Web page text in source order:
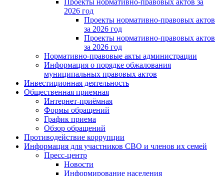
2026 год
Проекты нормативно-правовых актов
за 2026 год
Проекты нормативно-правовых актов
за 2026 год
Нормативно-правовые акты администрации
Информация о порядке обжалования
муниципальных правовых актов
Инвестиционная деятельность
Общественная приемная
Интернет-приёмная
Формы обращений
График приема
Обзор обращений
Противодействие коррупции
Информация для участников СВО и членов их семей
Пресс-центр
Новости
Информирование населения